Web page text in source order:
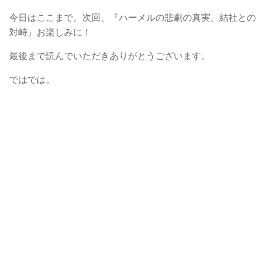
今日はここまで。次回、『ハーメルの悲劇の真実、結社との
対峙』お楽しみに！
最後まで読んでいただきありがとうございます。
ではでは。